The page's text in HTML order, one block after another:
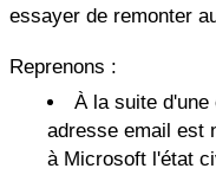
essayer de remonter
Reprenons :
À la suite d'une
adresse email est
à Microsoft l'état